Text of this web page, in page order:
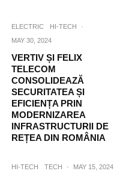
ELECTRIC HI-TECH
·
MAY 30, 2024
VERTIV ȘI FELIX
TELECOM
CONSOLIDEAZĂ
SECURITATEA ȘI
EFICIENȚA PRIN
MODERNIZAREA
INFRASTRUCTURII DE
REȚEA DIN ROMÂNIA
HI-TECH TECH · MAY 15, 2024